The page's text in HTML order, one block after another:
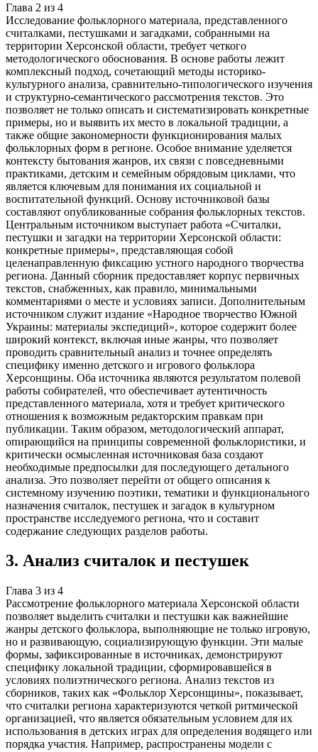
Глава 2 из 4
Исследование фольклорного материала, представленного
считалками, пестушками и загадками, собранными на
территории Херсонской области, требует четкого
методологического обоснования. В основе работы лежит
комплексный подход, сочетающий методы историко-
культурного анализа, сравнительно-типологического изучения
и структурно-семантического рассмотрения текстов. Это
позволяет не только описать и систематизировать конкретные
примеры, но и выявить их место в локальной традиции, а
также общие закономерности функционирования малых
фольклорных форм в регионе. Особое внимание уделяется
контексту бытования жанров, их связи с повседневными
практиками, детским и семейным обрядовым циклами, что
является ключевым для понимания их социальной и
воспитательной функций. Основу источниковой базы
составляют опубликованные собрания фольклорных текстов.
Центральным источником выступает работа «Считалки,
пестушки и загадки на территории Херсонской области:
конкретные примеры», представляющая собой
целенаправленную фиксацию устного народного творчества
региона. Данный сборник предоставляет корпус первичных
текстов, снабженных, как правило, минимальными
комментариями о месте и условиях записи. Дополнительным
источником служит издание «Народное творчество Южной
Украины: материалы экспедиций», которое содержит более
широкий контекст, включая иные жанры, что позволяет
проводить сравнительный анализ и точнее определять
специфику именно детского и игрового фольклора
Херсонщины. Оба источника являются результатом полевой
работы собирателей, что обеспечивает аутентичность
представленного материала, хотя и требует критического
отношения к возможным редакторским правкам при
публикации. Таким образом, методологический аппарат,
опирающийся на принципы современной фольклористики, и
критически осмысленная источниковая база создают
необходимые предпосылки для последующего детального
анализа. Это позволяет перейти от общего описания к
системному изучению поэтики, тематики и функционального
назначения считалок, пестушек и загадок в культурном
пространстве исследуемого региона, что и составит
содержание следующих разделов работы.
3. Анализ считалок и пестушек
Глава 3 из 4
Рассмотрение фольклорного материала Херсонской области
позволяет выделить считалки и пестушки как важнейшие
жанры детского фольклора, выполняющие не только игровую,
но и развивающую, социализирующую функции. Эти малые
формы, зафиксированные в источниках, демонстрируют
специфику локальной традиции, сформировавшейся в
условиях полиэтнического региона. Анализ текстов из
сборников, таких как «Фольклор Херсонщины», показывает,
что считалки региона характеризуются четкой ритмической
организацией, что является обязательным условием для их
использования в детских играх для определения водящего или
порядка участия. Например, распространены модели с